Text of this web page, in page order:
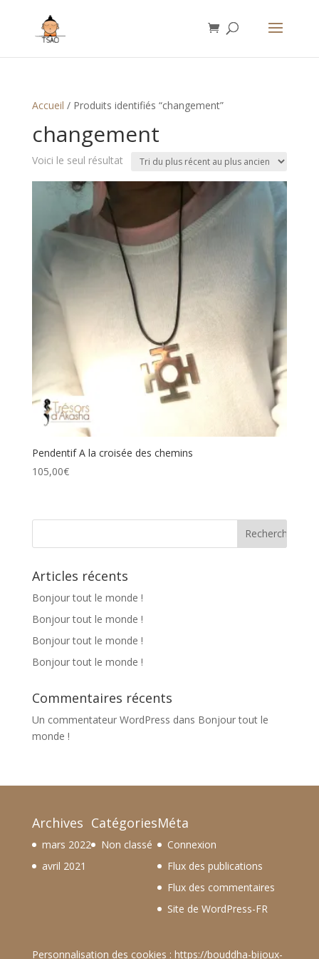
Accueil / Produits identifiés “changement”
changement
Voici le seul résultat
Pendentif A la croisée des chemins
105,00€
Articles récents
Bonjour tout le monde !
Bonjour tout le monde !
Bonjour tout le monde !
Bonjour tout le monde !
Commentaires récents
Un commentateur WordPress dans Bonjour tout le
monde !
Archives
mars 2022
avril 2021
Catégories
Non classé
Méta
Connexion
Flux des publications
Flux des commentaires
Site de WordPress-FR
Personnalisation des cookies : https://bouddha-bijoux-